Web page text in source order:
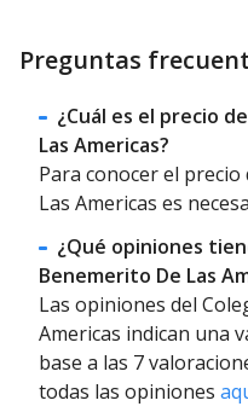
Preguntas
¿Cuál es el precio
Las Americas?
Para conocer el
Las Americas es
¿Qué opiniones
Benemerito De Las
Las opiniones del
Americas indican una
base a las 7
todas las opiniones